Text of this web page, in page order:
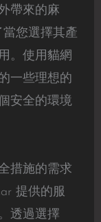
帶來的麻
您選擇其產
。使用貓網
一些理想的
安全的環境
措施的需求
提供的服
透過選擇